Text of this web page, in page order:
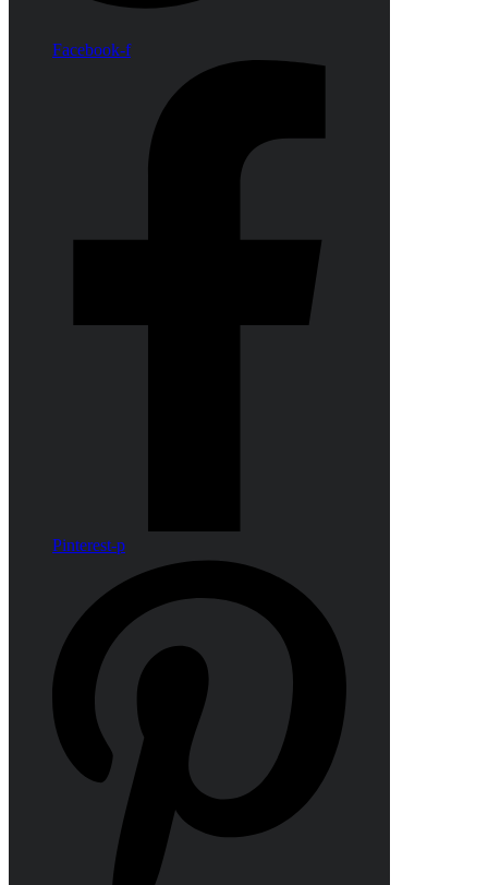
Facebook-f
Pinterest-p